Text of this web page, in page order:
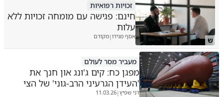
ש
זכויות רפואיות
חינם: פגישה עם מומחה זכויות ללא
עלות
אסף מגידו|מקודם
מעביר מסר לעולם
מפגן כח: קים ג'ונג און חנך את
'העידן הגרעיני הרב-גוני' של הצי
דני שפיץ|
11.03.26